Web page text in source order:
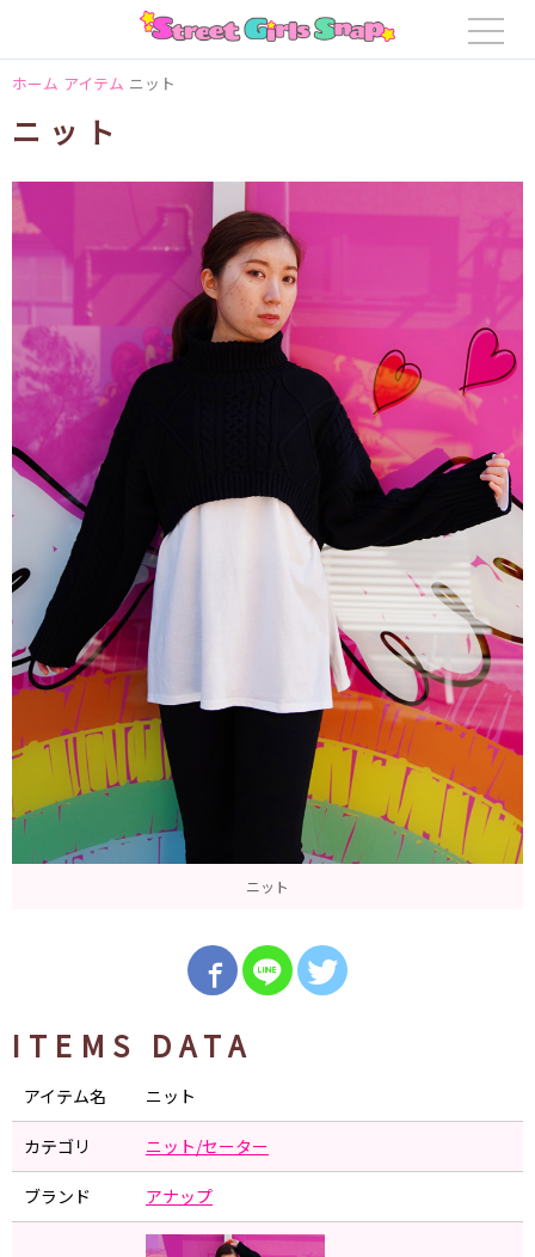
ホーム アイテム ニット
ニット
ニット
ITEMS DATA
アイテム名 ニット
カテゴリ ニット/セーター
ブランド アナップ